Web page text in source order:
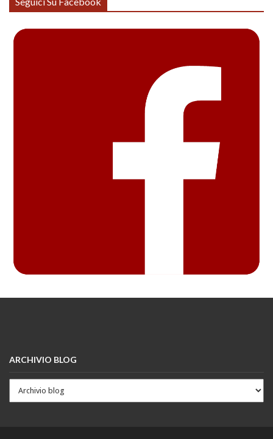
ARCHIVIO BLOG